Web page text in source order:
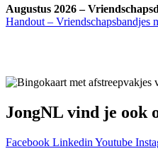
Augustus 2026 –
Handout – Vriendschapsbandjes
JongNL vind je ook
Facebook Linkedin Youtube